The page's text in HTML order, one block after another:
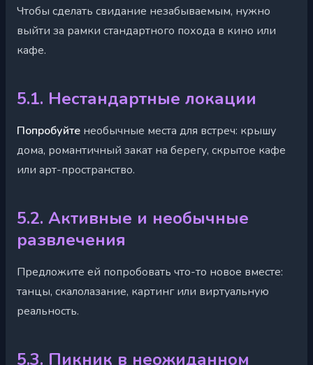
Чтобы сделать свидание незабываемым, нужно
выйти за рамки стандартного похода в кино или
кафе.
5.1. Нестандартные локации
Попробуйте необычные места для встреч: крышу
дома, романтичный закат на берегу, скрытое кафе
или арт-пространство.
5.2. Активные и необычные
развлечения
Предложите ей попробовать что-то новое вместе:
танцы, скалолазание, картинг или виртуальную
реальность.
5.3. Пикник в неожиданном